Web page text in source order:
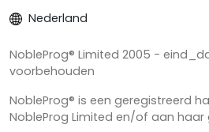
Nederland
NobleProg® Limited 2005 -
voorbehouden
NobleProg® is een geregistreerd
NobleProg Limited en/of aan haar